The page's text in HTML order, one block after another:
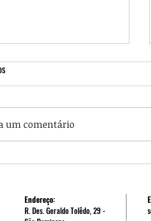
Trans: luta por
um comentário
Endereço:
R. Des. Geraldo Tolêdo, 29 -